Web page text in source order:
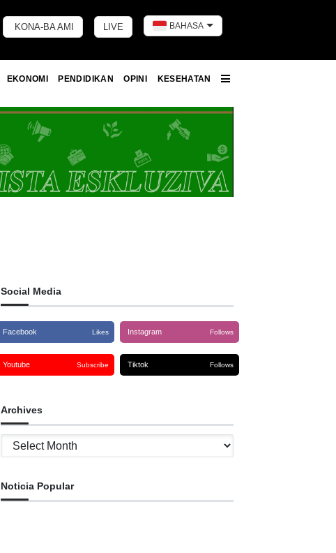
KONA-BA AMI LIVE BAHASA
EKONOMI PENDIDIKAN OPINI
KESEHATAN
Social Media
Facebook Likes Instagram Follows
Youtube Subscribe Tiktok Follows
Archives
Archives
Noticia Popular